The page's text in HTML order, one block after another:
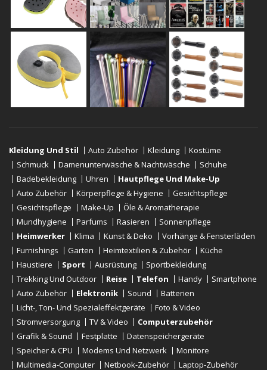
Kleidung Und Stil Auto Zubehör Kleidung
Kostüme
Schmuck
Damenunterwäsche & Nachtwäsche
Schuhe
Badebekleidung
Uhren
Hautpflege Und Make-Up
Auto Zubehör
Körperpflege & Hygiene
Gesichtspflege
Gesichtspflege
Make-Up
Öle & Aromatherapie
Mundhygiene
Parfums Rasieren
Sonnenpflege
Heimwerker
Klima Kunst & Deko
Vorhänge & Fensterläden
Furnishings
Garten Heimtextilien & Zubehör
Küche
Haustiere
Sport Ausrüstung
Sportbekleidung
Trekking Und Outdoor
Reise Telefon Handy
Smartphone
Auto Zubehör
Elektronik Sound
Batterien
Licht-, Ton- Und Spezialeffektgeräte
Foto & Video
Stromversorgung
TV & Video
Computerzubehör
Grafik & Sound
Festplatte
Datenspeichergeräte
Speicher & CPU
Modems Und Netzwerk
Monitore
Multimedia-Computer
Netbook-Zubehör Laptop-Zubehör